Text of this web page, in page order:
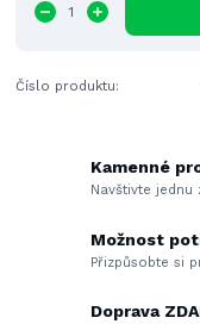
Číslo produktu:
Kamenné
Navštivte
Možnost
Přizpůsobte si
Doprava